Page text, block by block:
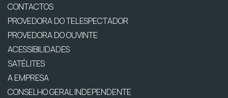
CONTACTOS
PROVEDORA DO TELESPECTADOR
PROVEDORA DO OUVINTE
ACESSIBILIDADES
SATÉLITES
A EMPRESA
CONSELHO GERAL INDEPENDENTE